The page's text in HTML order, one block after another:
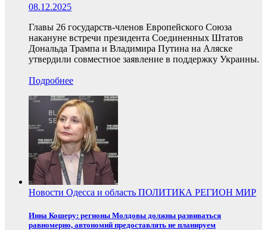
08.12.2025
Главы 26 государств-членов Европейского Союза
накануне встречи президента Соединенных Штатов
Дональда Трампа и Владимира Путина на Аляске
утвердили совместное заявление в поддержку Украины.
Подробнее
Новости Одесса и область ПОЛИТИКА РЕГИОН МИР
Инна Кошеру: регионы Молдовы должны развиваться
равномерно, автономий предоставлять не планируем